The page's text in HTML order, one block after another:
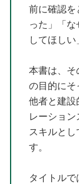
前に確認を
った」「
してほし
本書は、そ
の目的にそ
他者と建設
レーショ
スキルとし
す。
タイトル